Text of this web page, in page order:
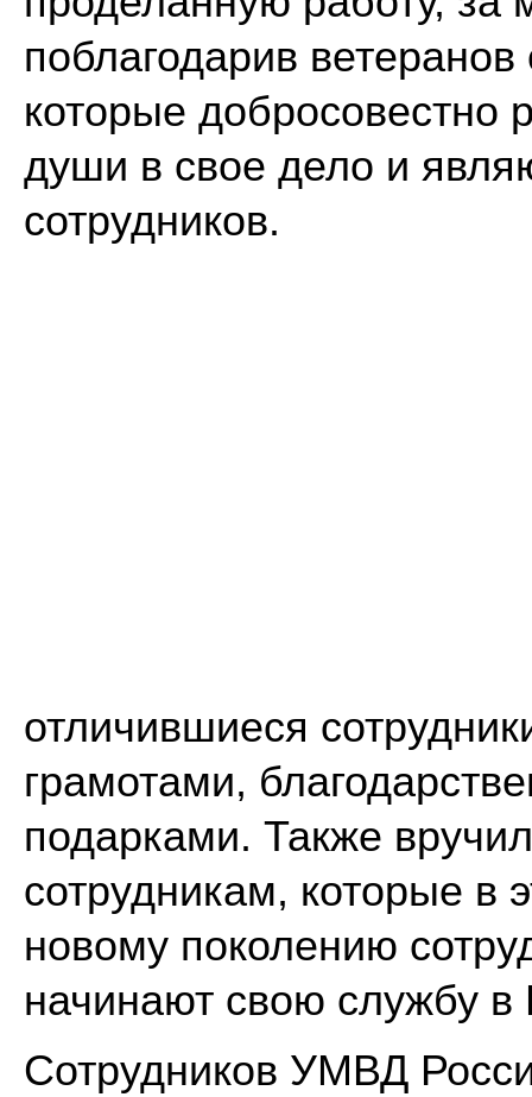
поблагодарив
которые добросовестно
души в свое дело и
сотрудников.
отличившиеся
грамотами,
подарками. Также
сотрудникам, которые в
новому поколению
начинают свою службу
Сотрудников УМВД